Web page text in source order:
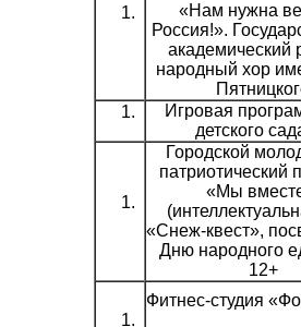
«Нам нужна
Россия!».
академический
народный хор
Игровая
детского
Городской
патриотический
«Мы
«Снеж-квест»,
Дню народного
12+
Фитнес-студия